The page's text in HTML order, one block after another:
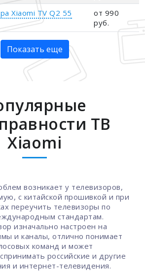
Xiaomi TV Q2 55
от 990
руб.
Показать еще
ТВ
Xiaomi
возникает у телевизоров,
с китайской прошивкой и при
переучить телевизоры по
стандартам.
изначально настроен на
и каналы, отлично понимает
команд и может
российские и другие
и интернет-телевидения.